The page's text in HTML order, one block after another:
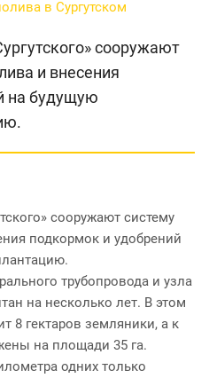
сооружают
и внесения
на будущую
сооружают систему
подкормок и удобрений
трубопровода и узла
на несколько лет. В этом
8 гектаров земляники, а к
на площади 35 га.
одних только